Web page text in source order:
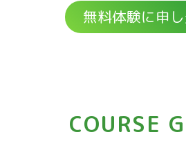
無料体験に申
COURSE